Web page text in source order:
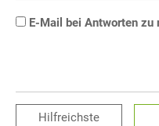
E-Mail bei Antworten
Hilfreichste